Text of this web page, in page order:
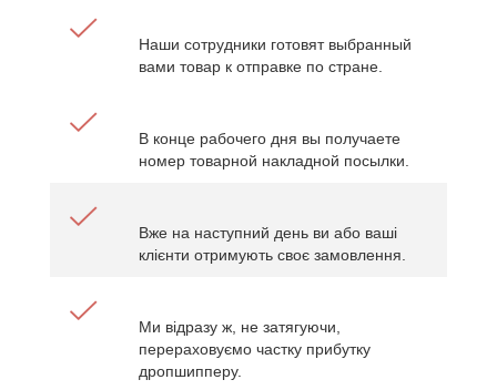
Наши сотрудники готовят выбранный
вами товар к отправке по стране.
В конце рабочего дня вы получаете
номер товарной накладной посылки.
Вже на наступний день ви або ваші
клієнти отримують своє замовлення.
Ми відразу ж, не затягуючи,
перераховуємо частку прибутку
дропшипперу.